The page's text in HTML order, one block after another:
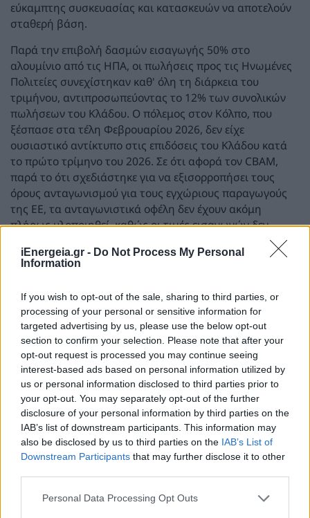
iEnergeia.gr - Do Not Process My Personal
Information
If you wish to opt-out of the sale, sharing to third parties, or
processing of your personal or sensitive information for
targeted advertising by us, please use the below opt-out
section to confirm your selection. Please note that after your
opt-out request is processed you may continue seeing
interest-based ads based on personal information utilized by
us or personal information disclosed to third parties prior to
your opt-out. You may separately opt-out of the further
disclosure of your personal information by third parties on the
IAB’s list of downstream participants. This information may
also be disclosed by us to third parties on the IAB’s List of
Downstream Participants that may further disclose it to other
Personal Data Processing Opt Outs
εύκαμπτης συσκευασίας και κατασκευών να αποτελούν
σταθερή βάση.
Παρά την επιβολή δασμών εισαγωγής 50% στο
αλουμίνιο από τις ΗΠΑ, οι πωλήσεις προς τις Ηνωμένες
Πολιτείες συνεχίστηκαν καθ' όλη τη διάρκεια του
τριμήνου, αντιπροσωπεύοντας το 12% των συνολικών
πωλήσεων του Κλάδου. Ο πόλεμος στον Κόλπο, που
ξέσπασε στα τέλη Φεβρουαρίου 2026, δεν είχε
ουσιαστικό αντίκτυπο στις επιδόσεις του Κλάδου κατά
το πρώτο τρίμηνο του 2026. Σε ότι αφορά τον CBAM,
παρά το ότι σχεδιάστηκε για να εξισορροπήσει τους
όρους ανταγωνισμού για τους εγχώριους παραγωγούς
της ΕΕ, τα ανταγωνιστικά οφέλη δεν έχουν ακόμη
πλήρως υλοποιηθεί, καθώς οι τιμές εισαγωγών δεν
έχουν προσαρμοστεί ανάλογα ώστε να αντικατοπτρίζουν
τα πρόσθετα κόστη άνθρακα. Η Διοίκηση συνεχίζει να
Η λειτουργική κερδοφορία, όπως αυτή αποτυπώνεται με
το a-EBITDA, αυξήθηκε κατά 3,3% στα 40,4 εκατ. ευρώ
στο τρίμηνο του 2026, από 39,1 εκατ. ευρώ στο
αντίστοιχο τρίμηνο του 2025, με τον όγκο πωλήσεων να
αποτελεί τον κύριο κινητήριο παράγοντα. Το θετικό
λογιστικό αποτέλεσμα μετάλλου ύψους 16,3 εκατ. ευρώ,
που αποδίδεται στις υψηλότερες τιμές LME αλουμινίου
κατά τη διάρκεια του τριμήνου, οδήγησε σε EBITDA 56,7
εκατ. ευρώ, έναντι 51,0 εκατ. ευρώ στο πρώτο τρίμηνο
του 2025. Το λειτουργικό αποτέλεσμα (EBIT) ανήλθε σε
43,9 εκατ. ευρώ έναντι 39,0 εκατ. ευρώ την αντίστοιχη